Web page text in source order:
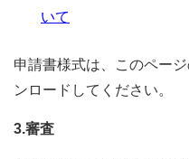
いて
申請書様式は、このペー
ンロードしてください。
3.審査